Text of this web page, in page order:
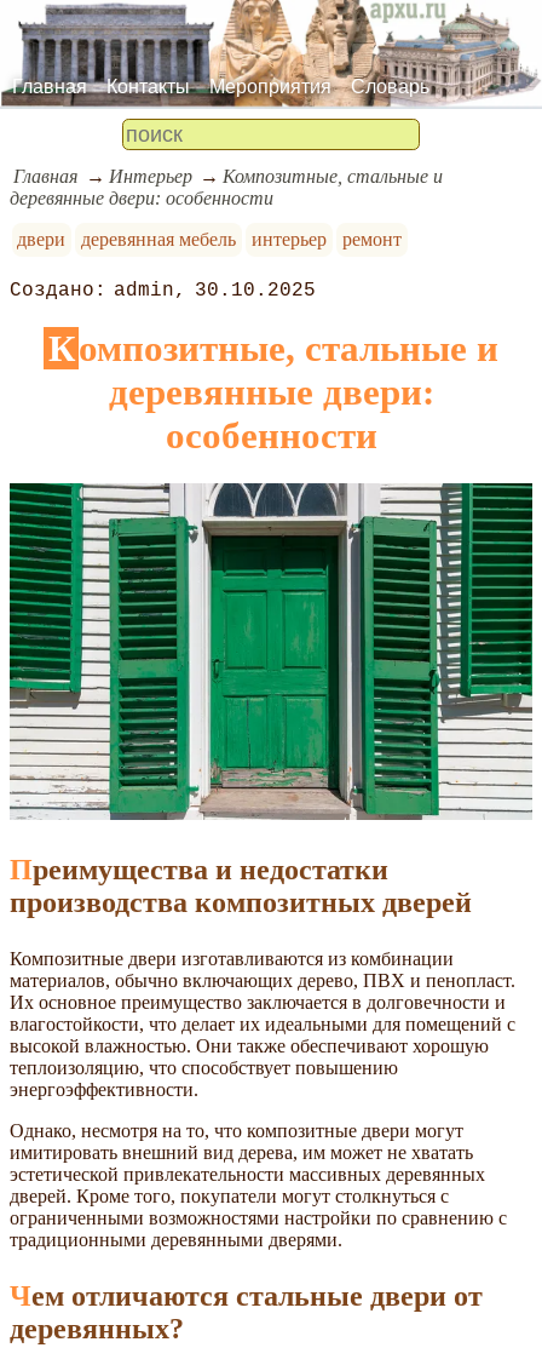
Главная Контакты Мероприятия Словарь
Главная Интерьер
Композитные, стальные и
деревянные двери: особенности
двери
деревянная мебель интерьер ремонт
admin 30.10.2025
Композитные, стальные и
деревянные двери:
особенности
Преимущества и недостатки
производства композитных дверей
Композитные двери изготавливаются из комбинации
материалов, обычно включающих дерево, ПВХ и пенопласт.
Их основное преимущество заключается в долговечности и
влагостойкости, что делает их идеальными для помещений с
высокой влажностью. Они также обеспечивают хорошую
теплоизоляцию, что способствует повышению
энергоэффективности.
Однако, несмотря на то, что композитные двери могут
имитировать внешний вид дерева, им может не хватать
эстетической привлекательности массивных деревянных
дверей. Кроме того, покупатели могут столкнуться с
ограниченными возможностями настройки по сравнению с
традиционными деревянными дверями.
Чем отличаются стальные двери от
деревянных?